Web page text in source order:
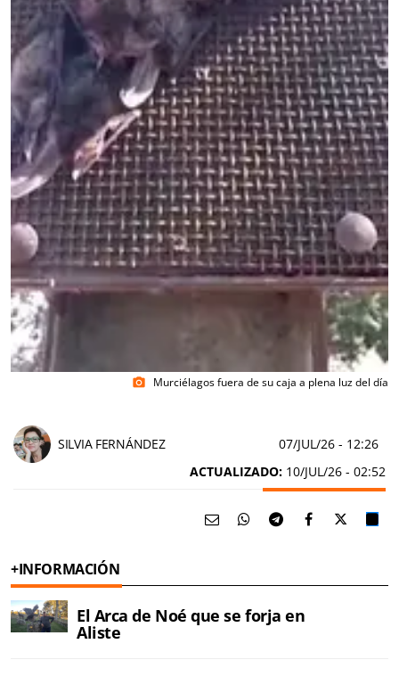
photo_camera Murciélagos fuera de su caja a plena luz del día
SILVIA FERNÁNDEZ 07/JUL/26 - 12:26
ACTUALIZADO: 10/JUL/26 - 02:52
+INFORMACIÓN
El Arca de Noé que se forja en
Aliste